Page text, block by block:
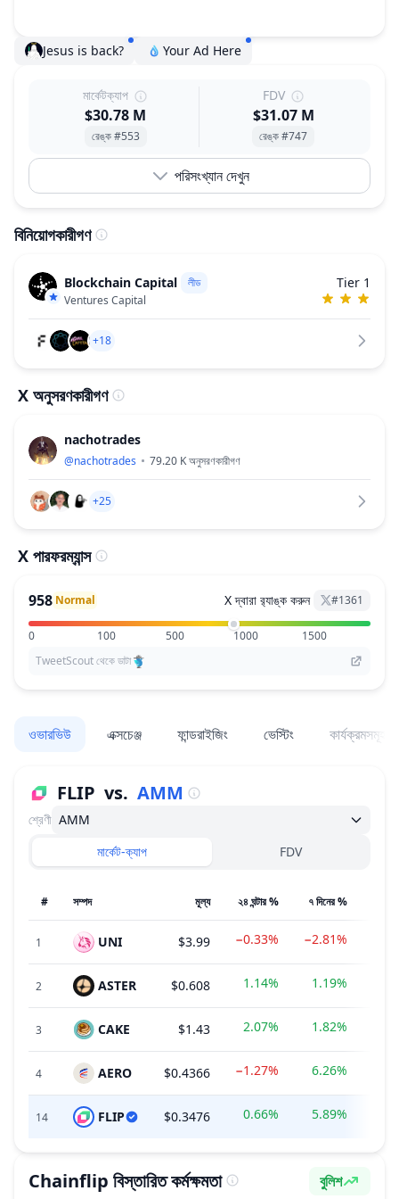
Jesus is back? Your Ad Here
মার্কেটক্যাপ
$30.78 M
রেঙ্ক #553
FDV
$31.07 M
রেঙ্ক #747
পরিসংখ্যান দেখুন
বিনিয়োগকারীগণ
Blockchain Capital
লীড
Ventures Capital
Tier 1
+18
X অনুসরণকারীগণ
nachotrades
@nachotrades 79.20 Kঅনুসরণকারীগণ
+25
X পারফরম্যান্স
958 Normal X দ্বারা র‌্যাঙ্ক করুন #1361
0 100 500 1000
1500
TweetScout থেকে ডাটা
ওভারভিউ এক্সচেঞ্জ ফান্ডরাইজিং ভেস্টিং কার্যক্রমসমূহ
FLIP vs. AMM
শ্রেণী AMM
মার্কেট-ক্যাপ
FDV
# সম্পদ মূল্য ২৪ ঘন্টার % ৭ দিনের %
1 UNI $3.99 −0.33% −2.81%
2 ASTER $0.608 1.14% 1.19%
3 CAKE $1.43 2.07% 1.82%
4 AERO $0.4366 −1.27% 6.26%
14 FLIP $0.3476 0.66% 5.89%
Chainflip বিস্তারিত কর্মক্ষমতা ভাবপ্রবণতা
বুলিশ